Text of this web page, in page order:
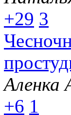
+29 3
Аленка
+6 1